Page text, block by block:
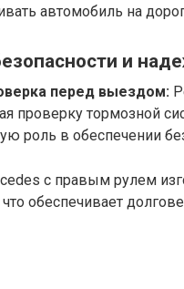
автомобиль на
и
перед выездом:
проверку тормозной
роль в обеспечении
с правым рулем
обеспечивает